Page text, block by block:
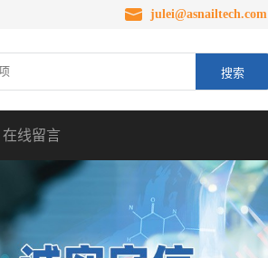
julei@asnailtech.com
在线留言